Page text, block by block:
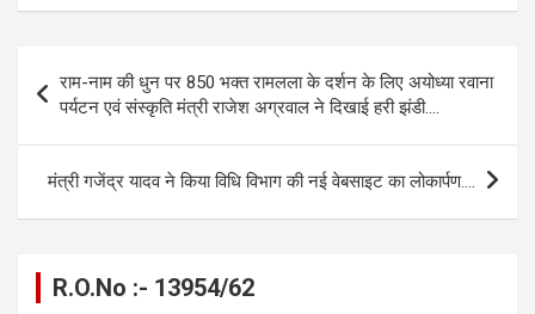
ce
o
o
k
se
n
g
er
at
s
A
p
p
e
a
m
ail py
Li
n
k
ar
e
navigation
राम-नाम की धुन पर 850 भक्त रामलला के दर्शन के लिए अयोध्या रवाना
पर्यटन एवं संस्कृति मंत्री राजेश अग्रवाल ने दिखाई हरी झंडी….
मंत्री गजेंद्र यादव ने किया विधि विभाग की नई वेबसाइट का लोकार्पण….
R.O.No :- 13954/62